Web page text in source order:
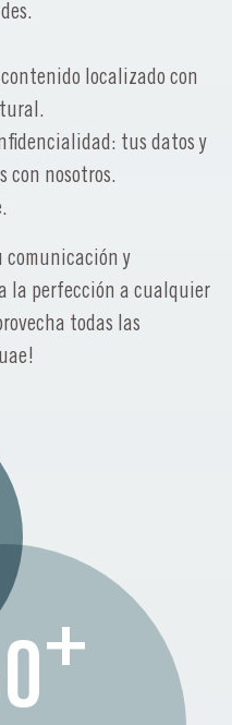
localizado con
tus datos y
con nosotros.
comunicación y
la perfección a cualquier
todas las
+